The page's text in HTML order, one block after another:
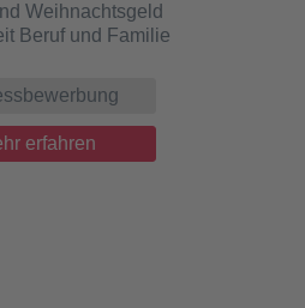
Weihnachtsgeld
Beruf und Familie
erfahren